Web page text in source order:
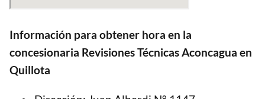
Información para obtener hora en la
concesionaria Revisiones Técnicas Aconcagua en
Quillota